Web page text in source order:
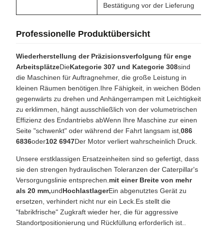
Bestätigung vor der Lieferung
Professionelle Produktübersicht
Wiederherstellung der Präzisionsverfolgung für enge
ArbeitsplätzeDieKategorie 307 und Kategorie 308sind
die Maschinen für Auftragnehmer, die große Leistung in
kleinen Räumen benötigen.Ihre Fähigkeit, in weichen Böden
gegenwärts zu drehen und Anhängerrampen mit Leichtigkeit
zu erklimmen, hängt ausschließlich von der volumetrischen
Effizienz des Endantriebs abWenn Ihre Maschine zur einen
Seite "schwenkt" oder während der Fahrt langsam ist,086
6836oder102 6947Der Motor verliert wahrscheinlich Druck.
Unsere erstklassigen Ersatzeinheiten sind so gefertigt, dass
sie den strengen hydraulischen Toleranzen der Caterpillar's
Versorgungslinie entsprechen.mit einer Breite von mehr
als 20 mm,undHochlastlagerEin abgenutztes Gerät zu
ersetzen, verhindert nicht nur ein Leck.Es stellt die
"fabrikfrische" Zugkraft wieder her, die für aggressive
Standortpositionierung und Rückfüllung erforderlich ist..